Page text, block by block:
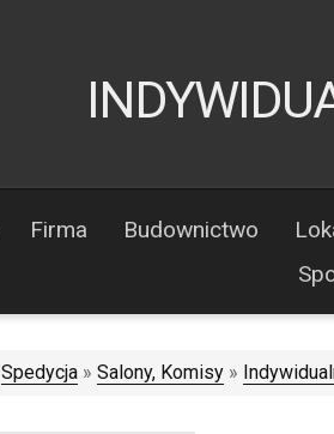
Firma Budownictwo
Spedycja » Salony, Komisy »